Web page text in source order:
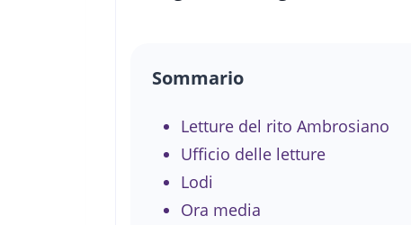
Sommario
Letture del rito Ambrosiano
Ufficio delle letture
Lodi
Ora media